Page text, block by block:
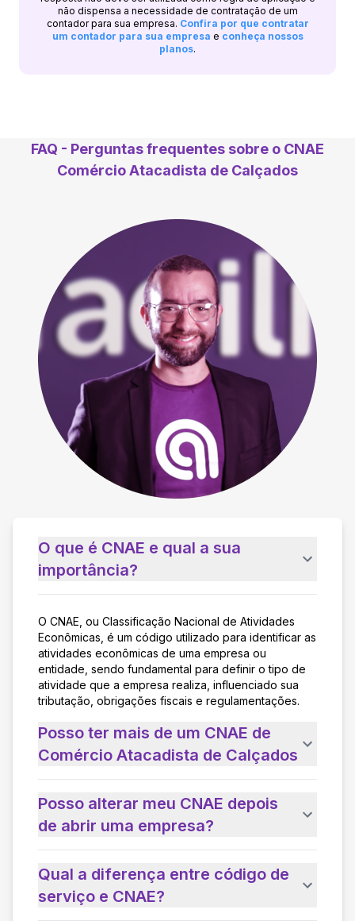
não dispensa a necessidade de contratação de um
contador para sua empresa. Confira por que contratar
um contador para sua empresa e conheça nossos
planos.
FAQ - Perguntas frequentes sobre o CNAE
Comércio Atacadista de Calçados
O que é CNAE e qual a sua
importância?
O CNAE, ou Classificação Nacional de Atividades
Econômicas, é um código utilizado para identificar as
atividades econômicas de uma empresa ou
entidade, sendo fundamental para definir o tipo de
atividade que a empresa realiza, influenciado sua
tributação, obrigações fiscais e regulamentações.
Posso ter mais de um CNAE de
Comércio Atacadista de Calçados
Posso alterar meu CNAE depois
de abrir uma empresa?
Qual a diferença entre código de
serviço e CNAE?